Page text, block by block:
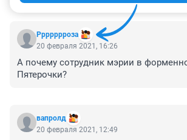
Ррррррроза
20 февраля 2021, 16:26
А почему сотрудник мэрии в
Пятерочки?
вапролд
20 февраля 2021, 12:49